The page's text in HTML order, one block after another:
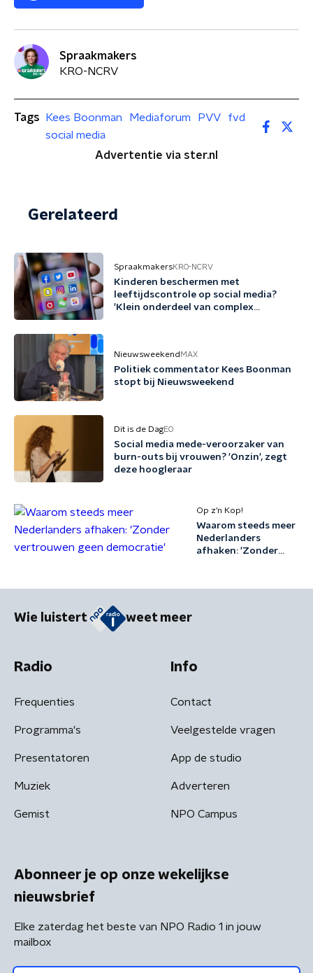
Spraakmakers
KRO-NCRV
Tags Kees Boonman Mediaforum PVV
fvd
social media
Advertentie via ster.nl
Gerelateerd
SpraakmakersKRO-NCRV
Kinderen beschermen met
leeftijdscontrole op social media?
'Klein onderdeel van complex
Nieuwsweekend MAX
Politiek commentator Kees Boonman
stopt bij Nieuwsweekend
Dit is de DagEO
Social media mede-veroorzaker van
burn-outs bij vrouwen? 'Onzin', zegt
deze hoogleraar
Op z’n Kop!
Waarom steeds meer
Nederlanders
afhaken: 'Zonder
Wie luistert weet meer
Radio
Frequenties
Programma's
Presentatoren
Muziek
Gemist
Info
Contact
Veelgestelde vragen
App de studio
Adverteren
NPO Campus
Abonneer je op onze wekelijkse
nieuwsbrief
Elke zaterdag het beste van NPO Radio 1 in jouw
mailbox